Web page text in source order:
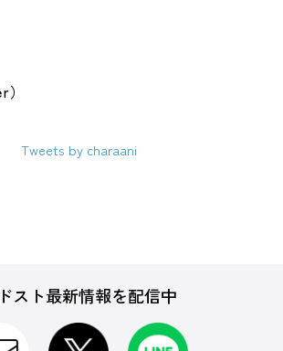
Tweets by charaani
スト最新情報を配信中